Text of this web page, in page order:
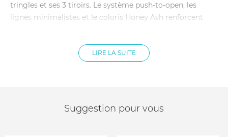
tringles et ses 3 tiroirs. Le système push-to-open, les
lignes minimalistes et le coloris Honey Ash renforcent
Ensemble chambre bébé composé d’un lit convertible
70 x 140 cm, d’une commode XL et d’une armoire XL
Couchage du lit : 70 x 140 cm . Dimensions du lit : 144 x
LIRE LA SUITE
Suggestion pour vous